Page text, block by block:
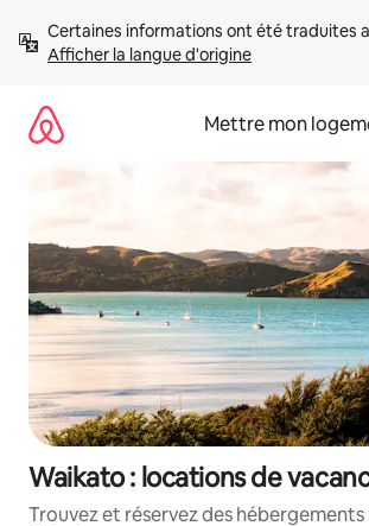
directement
Afficher la langue d'origine
Mettre mon
Waikato : locations de
Trouvez et réservez des hébergements